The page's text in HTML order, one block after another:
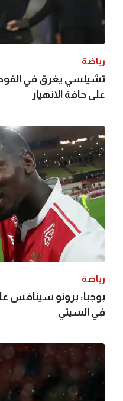
رياضة
تشيلسي يغرق في
على حافة الانهيار
رياضة
بوجبا: برونو سينافس
في السيتي